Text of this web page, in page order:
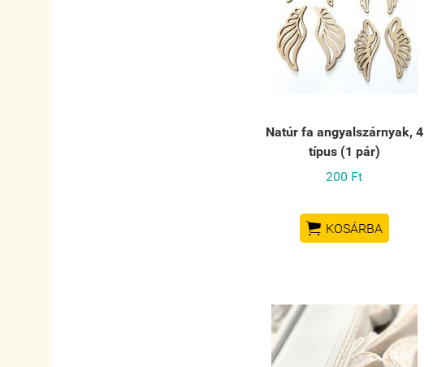
Natúr fa angyalszárnyak, 4
típus (1 pár)
200 Ft
 KOSÁRBA